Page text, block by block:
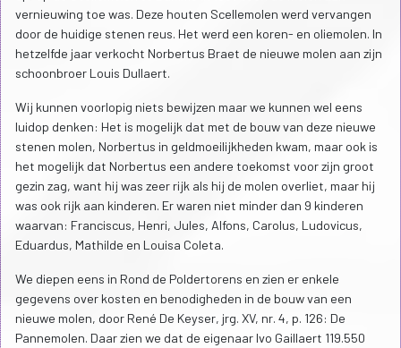
vernieuwing toe was. Deze houten Scellemolen werd vervangen
door de huidige stenen reus. Het werd een koren- en oliemolen. In
hetzelfde jaar verkocht Norbertus Braet de nieuwe molen aan zijn
schoonbroer Louis Dullaert.
Wij kunnen voorlopig niets bewijzen maar we kunnen wel eens
luidop denken: Het is mogelijk dat met de bouw van deze nieuwe
stenen molen, Norbertus in geldmoeilijkheden kwam, maar ook is
het mogelijk dat Norbertus een andere toekomst voor zijn groot
gezin zag, want hij was zeer rijk als hij de molen overliet, maar hij
was ook rijk aan kinderen. Er waren niet minder dan 9 kinderen
waarvan: Franciscus, Henri, Jules, Alfons, Carolus, Ludovicus,
Eduardus, Mathilde en Louisa Coleta.
We diepen eens in Rond de Poldertorens en zien er enkele
gegevens over kosten en benodigheden in de bouw van een
nieuwe molen, door René De Keyser, jrg. XV, nr. 4, p. 126: De
Pannemolen. Daar zien we dat de eigenaar Ivo Gaillaert 119.550